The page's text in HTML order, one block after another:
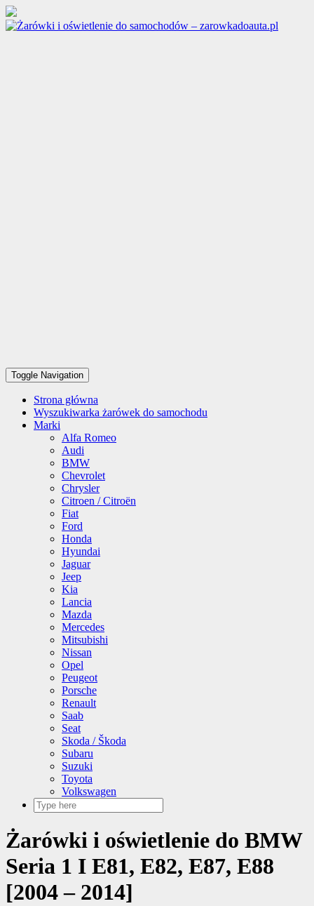
Toggle Navigation
Strona główna
Wyszukiwarka żarówek do samochodu
Marki
Alfa Romeo
Audi
BMW
Chevrolet
Chrysler
Citroen / Citroën
Fiat
Ford
Honda
Hyundai
Jaguar
Jeep
Kia
Lancia
Mazda
Mercedes
Mitsubishi
Nissan
Opel
Peugeot
Porsche
Renault
Saab
Seat
Skoda / Škoda
Subaru
Suzuki
Toyota
Volkswagen
Żarówki i oświetlenie do BMW
Seria 1 I E81, E82, E87, E88
[2004 – 2014]